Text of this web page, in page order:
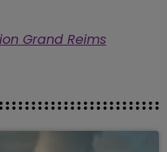
Grand Reims